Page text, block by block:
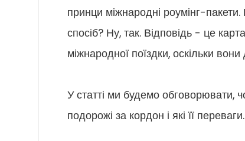
принци міжнародні роумінг-
спосіб? Ну, так. Відповідь - це
міжнародної поїздки, оскільки
У статті ми будемо обговорювати,
подорожі за кордон і які її переваги.